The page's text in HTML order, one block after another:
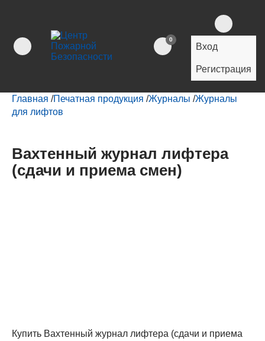
0
Вход
Регистрация
Главная /Печатная продукция /Журналы /Журналы
для лифтов
Вахтенный журнал лифтера
(сдачи и приема смен)
Купить Вахтенный журнал лифтера (сдачи и приема